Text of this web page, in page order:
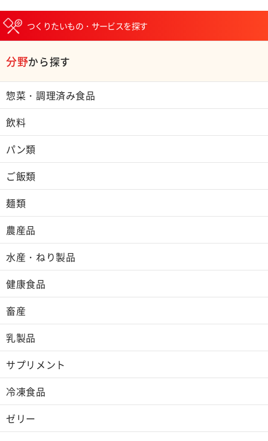
つくりたいもの・サービスを探す
分野から探す
惣菜・調理済み食品
飲料
パン類
ご飯類
麺類
農産品
水産・ねり製品
健康食品
畜産
乳製品
サプリメント
冷凍食品
ゼリー